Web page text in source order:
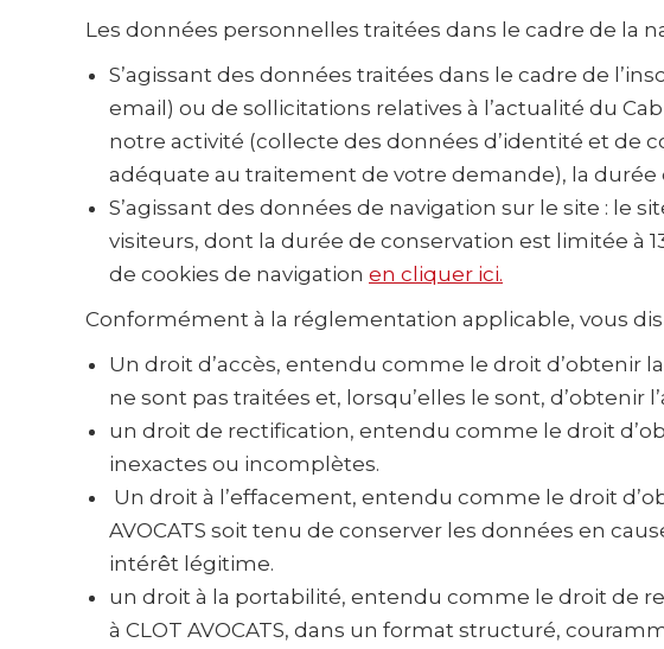
Les données personnelles traitées dans le cadre de la
S’agissant des données traitées dans le cadre de
email) ou de sollicitations relatives à l’actualité du
notre activité (collecte des données d’identité et de
adéquate au traitement de votre demande), la
S’agissant des données de navigation sur le site : le
visiteurs, dont la durée de conservation est limitée à
de cookies de navigation en cliquer ici.
Conformément à la réglementation applicable, vous
Un droit d’accès, entendu comme le droit d’obtenir
ne sont pas traitées et, lorsqu’elles le sont, d’obtenir
un droit de rectification, entendu comme le droit
inexactes ou incomplètes.
Un droit à l’effacement, entendu comme le droit
AVOCATS soit tenu de conserver les données en
intérêt légitime.
un droit à la portabilité, entendu comme le droit de
à CLOT AVOCATS, dans un format structuré,